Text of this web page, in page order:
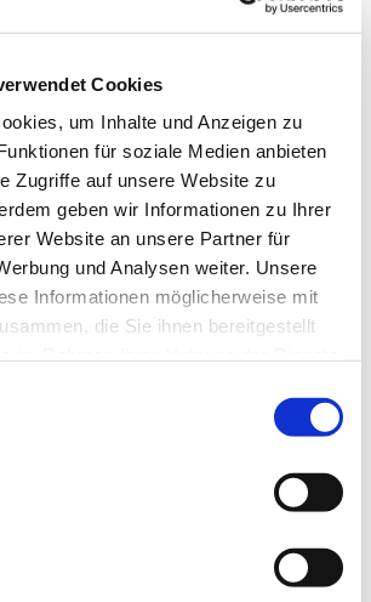
Cookies
um Inhalte und Anzeigen zu
für soziale Medien anbieten
Zugriffe auf unsere Website zu
geben wir Informationen zu Ihrer
Website an unsere Partner für
und Analysen weiter. Unsere
Informationen möglicherweise mit
die Sie ihnen bereitgestellt
könnte Sie auch